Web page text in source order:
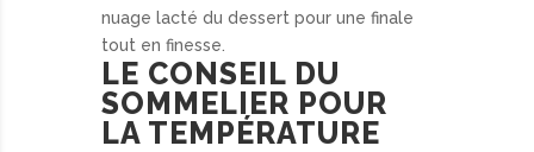
nuage lacté du dessert pour une finale
tout en finesse.
LE CONSEIL DU
SOMMELIER POUR
LA TEMPÉRATURE